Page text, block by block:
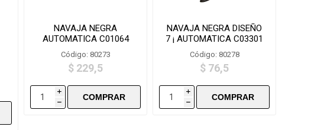
NAVAJA NEGRA
AUTOMATICA C01064
Código: 80273
$ 229,5
i
h
NAVAJA NEGRA DISEÑO
7 ¡ AUTOMATICA C03301
Código: 80278
$ 76,5
i
h